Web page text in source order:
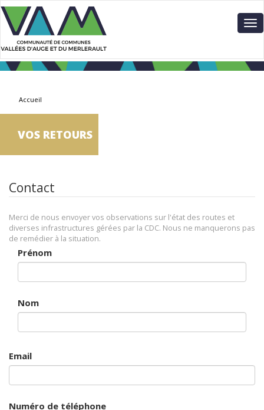
Aller
au
contenu
principal
Accueil
VOS RETOURS
Contact
Merci de nous envoyer vos observations sur l'état des routes et
diverses infrastructures gérées par la CDC. Nous ne manquerons pas
de remédier à la situation.
Prénom
Nom
Email
Numéro de téléphone
Panneau de gestion des cookies